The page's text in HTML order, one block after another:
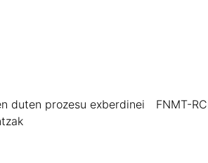
duten prozesu exberdinei
FNMT-